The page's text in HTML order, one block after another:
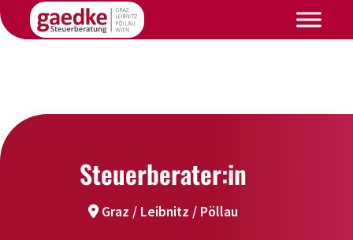
Steuerberater:in
Graz / Leibnitz / Pöllau